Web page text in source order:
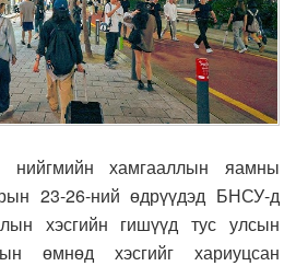
нийгмийн хамгааллын яамны
23-26-ний өдрүүдэд БНСУ-д
хэсгийн гишүүд тус улсын
өмнөд хэсгийг хариуцсан